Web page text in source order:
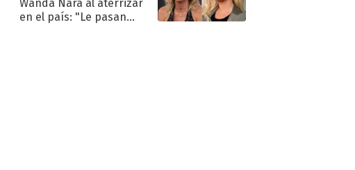
Wanda Nara al aterrizar
en el país: "Le pasan